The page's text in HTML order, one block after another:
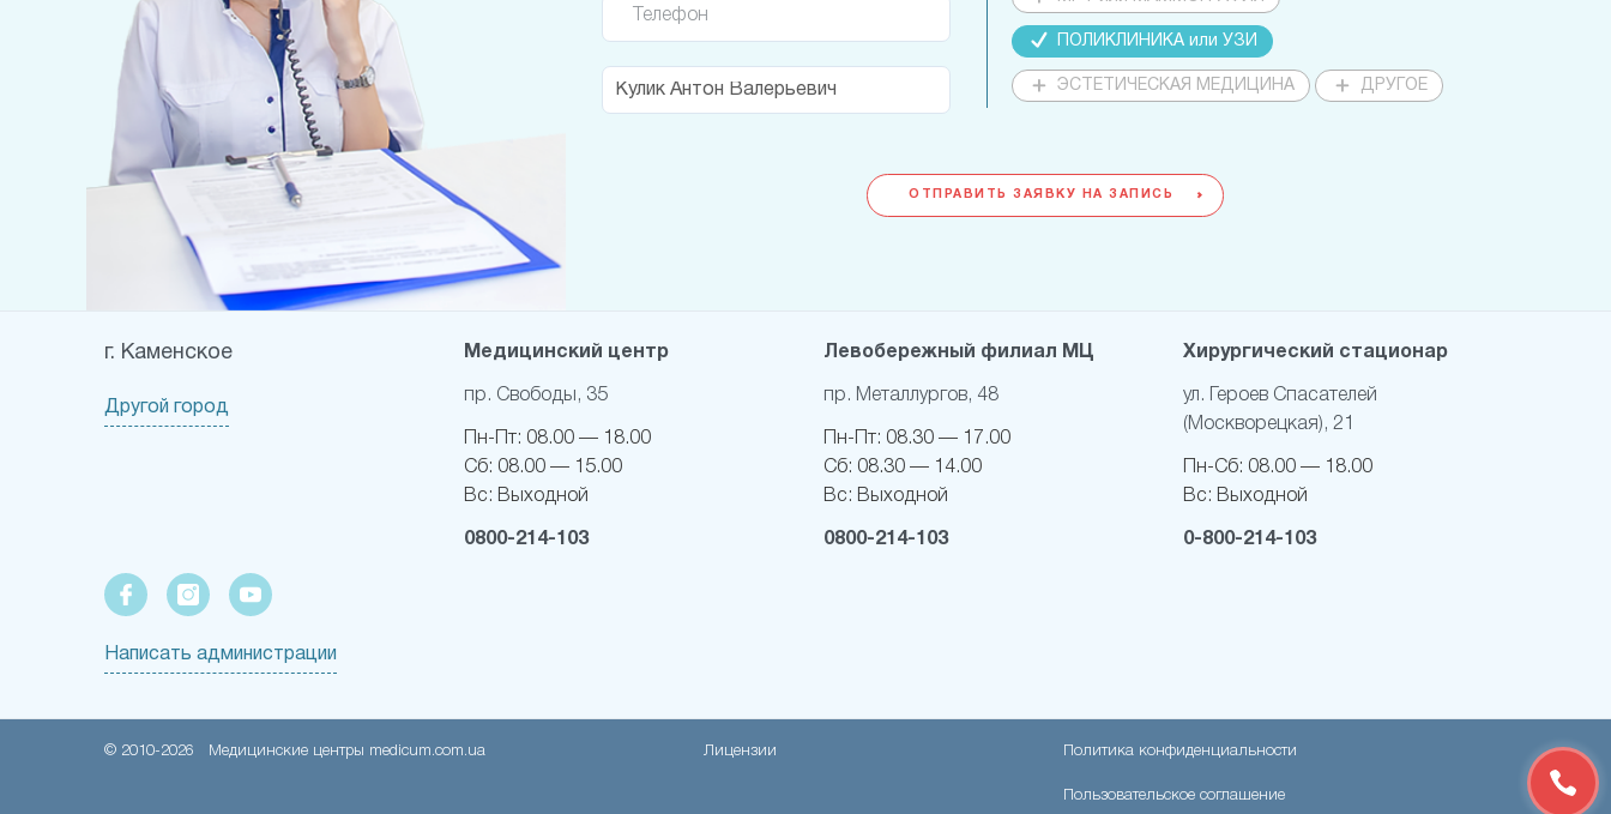
Телефон
ПОЛИКЛИНИКА или УЗИ
ЭСТЕТИЧЕСКАЯ МЕДИЦИНА ДРУГОЕ
ОТПРАВИТЬ ЗАЯВКУ НА ЗАПИСЬ
г. Каменское
Другой город
Медицинский центр
пр. Свободы, 35
Пн-Пт: 08.00 — 18.00
Сб: 08.00 — 15.00
Вс: Выходной
0800-214-103
Левобережный филиал МЦ
пр. Металлургов, 48
Пн-Пт: 08.30 — 17.00
Сб: 08.30 — 14.00
Вс: Выходной
0800-214-103
Хирургический стационар
ул. Героев Спасателей
(Москворецкая), 21
Пн-Cб: 08.00 — 18.00
Вс: Выходной
0-800-214-103
Написать администрации
© 2010-2026 Медицинские центры medicum.com.ua Лицензии Политика конфиденциальности
Пользовательское соглашение